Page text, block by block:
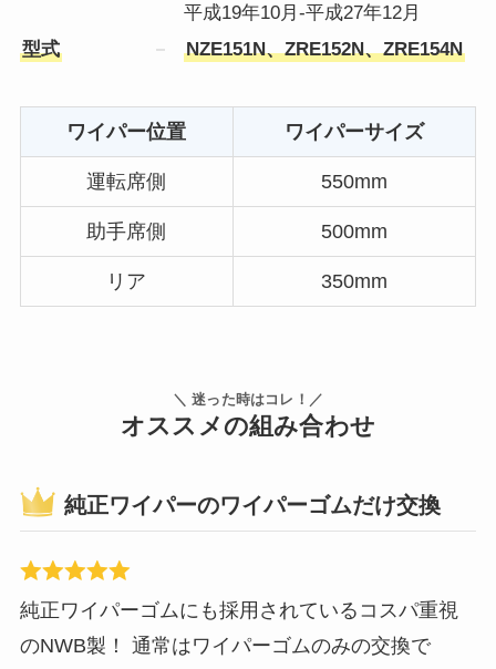
平成19年10月-平成27年12月
型式
NZE151N、ZRE152N、ZRE154N
ワイパー位置 ワイパーサイズ
運転席側 550mm
助手席側 500mm
リア 350mm
＼ 迷った時はコレ！／
オススメの組み合わせ
純正ワイパーのワイパーゴムだけ交換
純正ワイパーゴムにも採用されているコスパ重視
のNWB製！ 通常はワイパーゴムのみの交換で